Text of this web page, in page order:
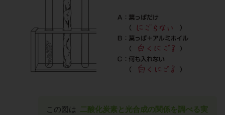
この図は 二酸化炭素と光合成の関係を調べる実